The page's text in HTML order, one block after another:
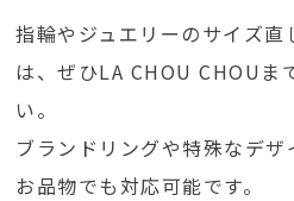
指輪やジュエリーのサイズ
は、ぜひLA CHOU CHOUま
い。
ブランドリングや特殊なデ
お品物でも対応可能です。